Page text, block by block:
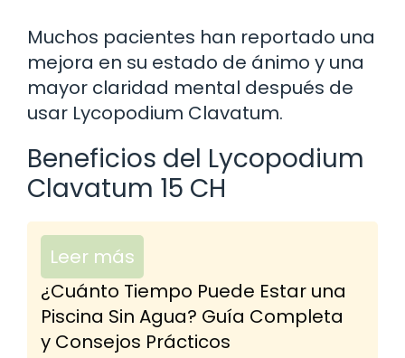
Muchos pacientes han reportado una
mejora en su estado de ánimo y una
mayor claridad mental después de
usar Lycopodium Clavatum.
Beneficios del Lycopodium
Clavatum 15 CH
Leer más
¿Cuánto Tiempo Puede Estar una
Piscina Sin Agua? Guía Completa
y Consejos Prácticos